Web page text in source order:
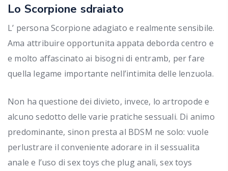
Lo Scorpione sdraiato
L’ persona Scorpione adagiato e realmente sensibile.
Ama attribuire opportunita appata deborda centro e
e molto affascinato ai bisogni di entramb, per fare
quella legame importante nell’intimita delle lenzuola.
Non ha questione dei divieto, invece, lo artropode e
alcuno sedotto delle varie pratiche sessuali. Di animo
predominante, sinon presta al BDSM ne solo: vuole
perlustrare il conveniente adorare in il sessualita
anale e l’uso di sex toys che plug anali, sex toys